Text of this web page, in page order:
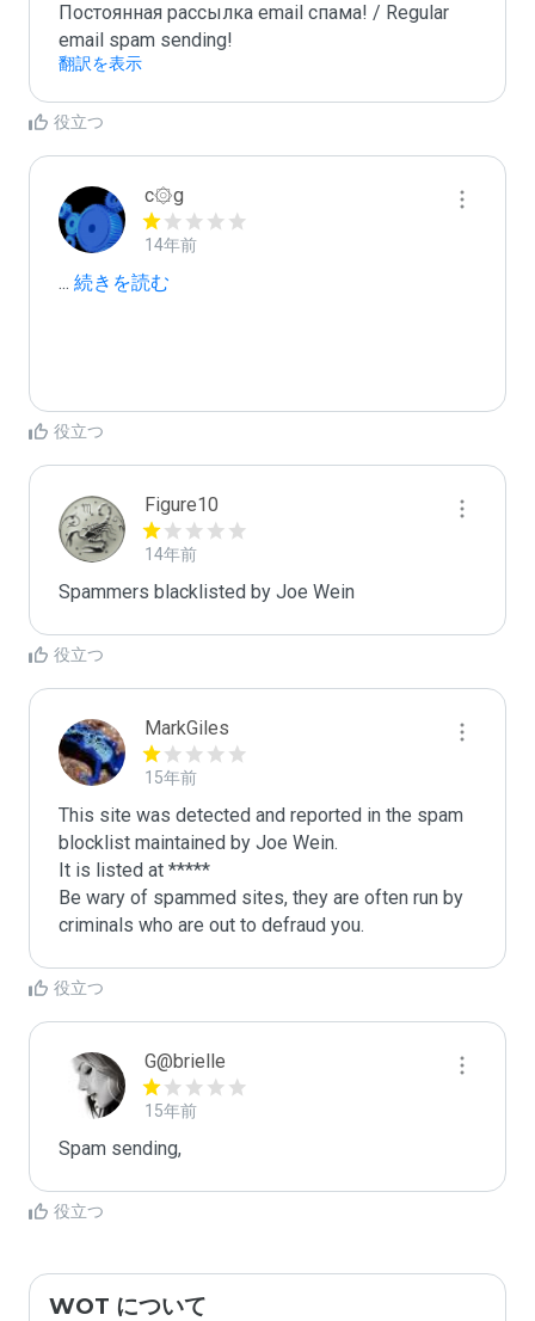
Постоянная рассылка email спама! / Regular
email spam sending!
翻訳を表示
役立つ
c۞g
14年前
... 続きを読む
役立つ
Figure10
14年前
Spammers blacklisted by Joe Wein
役立つ
MarkGiles
15年前
This site was detected and reported in the spam
blocklist maintained by Joe Wein.
It is listed at *****
Be wary of spammed sites, they are often run by
criminals who are out to defraud you.
役立つ
G@brielle
15年前
Spam sending,
役立つ
WOT について